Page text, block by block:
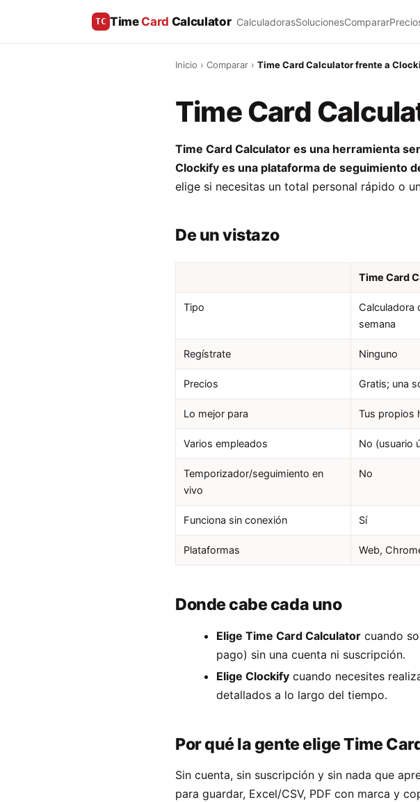
TC Time Card Calculator CalculadorasSolucionesComparar
Inicio › Comparar › Time Card Calculator frente a
Time Card
Time Card Calculator es una herramienta
Clockify es una plataforma de seguimiento
elige si necesitas un total personal rápido o
De un vistazo
Time Card
Tipo
Calculadora
semana
Regístrate Ninguno
Precios Gratis; una
Lo mejor para Tus propios
Varios empleados No (usuario
Temporizador/seguimiento en
vivo
No
Funciona sin conexión Sí
Plataformas Web,
Donde cabe cada uno
Elige Time Card Calculator cuando
pago) sin una cuenta ni suscripción.
Elige Clockify cuando necesites
detallados a lo largo del tiempo.
Por qué la gente elige Time
Sin cuenta, sin suscripción y sin nada que
para guardar, Excel/CSV, PDF con marca y